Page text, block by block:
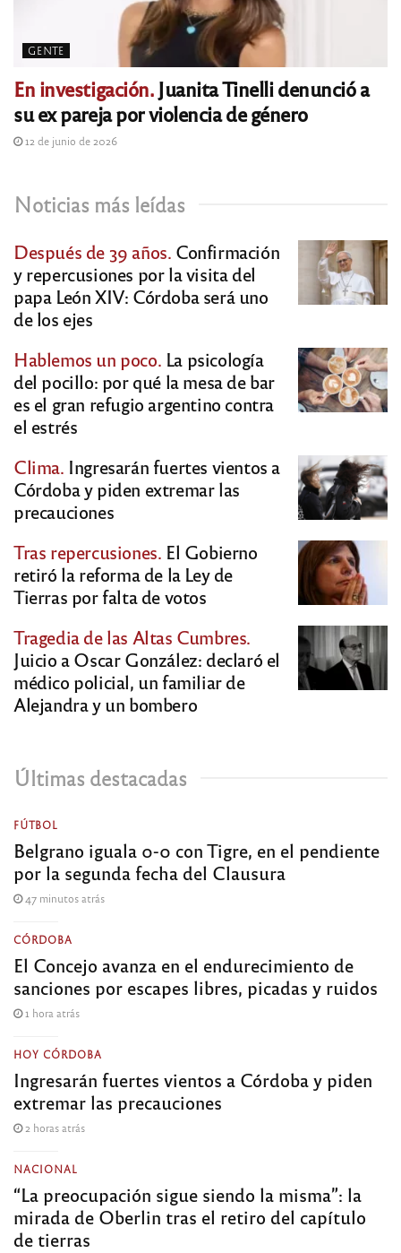
GENTE
En investigación.Juanita Tinelli denunció a
su ex pareja por violencia de género
12 de junio de 2026
Noticias más leídas
Después de 39 años. Confirmación
y repercusiones por la visita del
papa León XIV: Córdoba será uno
de los ejes
Hablemos un poco. La psicología
del pocillo: por qué la mesa de bar
es el gran refugio argentino contra
el estrés
Clima. Ingresarán fuertes vientos a
Córdoba y piden extremar las
precauciones
Tras repercusiones. El Gobierno
retiró la reforma de la Ley de
Tierras por falta de votos
Tragedia de las Altas Cumbres.
Juicio a Oscar González: declaró el
médico policial, un familiar de
Alejandra y un bombero
Últimas destacadas
FÚTBOL
Belgrano iguala 0-0 con Tigre, en el pendiente
por la segunda fecha del Clausura
47 minutos atrás
CÓRDOBA
El Concejo avanza en el endurecimiento de
sanciones por escapes libres, picadas y ruidos
1 hora atrás
HOY CÓRDOBA
Ingresarán fuertes vientos a Córdoba y piden
extremar las precauciones
2 horas atrás
NACIONAL
“La preocupación sigue siendo la misma”: la
mirada de Oberlin tras el retiro del capítulo
de tierras